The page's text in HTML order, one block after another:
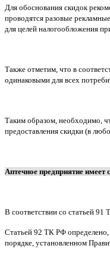
Для обоснования скидок
проводятся разовые
для целей налогообложения
Также отметим, что в
одинаковыми для всех
Таким образом, необходимо,
предоставления скидки (в
Аптечное предприятие
В соответствии со статьей
Статьей 92 ТК РФ определено,
порядке, установленном